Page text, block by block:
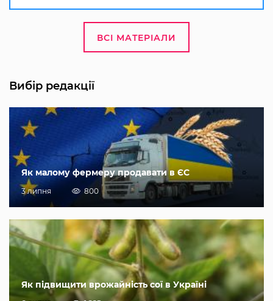
ВСІ МАТЕРІАЛИ
Вибір редакції
Як малому фермеру продавати в ЄС
3 липня 800
Як підвищити врожайність сої в Україні